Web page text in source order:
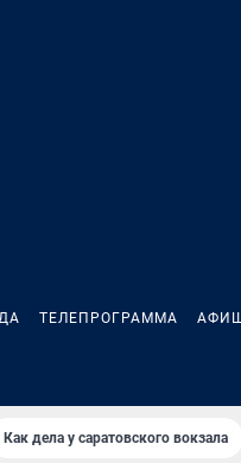
ТЕЛЕПРОГРАММА
Как дела у саратовского вокзала